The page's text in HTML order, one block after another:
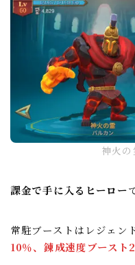
神火の
課金で手に入るヒーロー
常駐ブーストはレジェン
10％、錬成速度ブースト